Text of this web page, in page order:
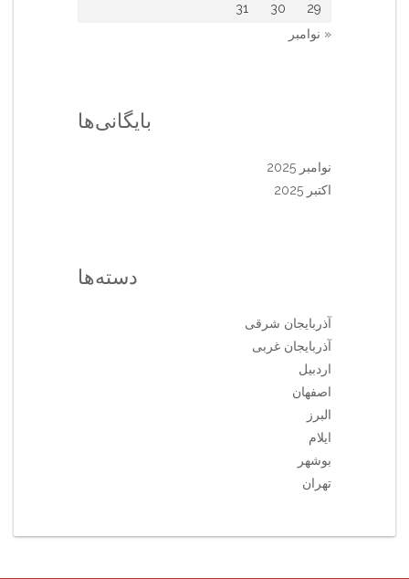
29
30
31
« نوامبر
بایگانی‌ها
نوامبر 2025
اکتبر 2025
دسته‌ها
آذربایجان شرقی
آذربایجان غربی
اردبیل
اصفهان
البرز
ایلام
بوشهر
تهران